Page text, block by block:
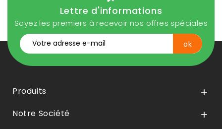
Lettre d'informations
Soyez les premiers à recevoir nos offres spéciales
Produits 
Notre Société 